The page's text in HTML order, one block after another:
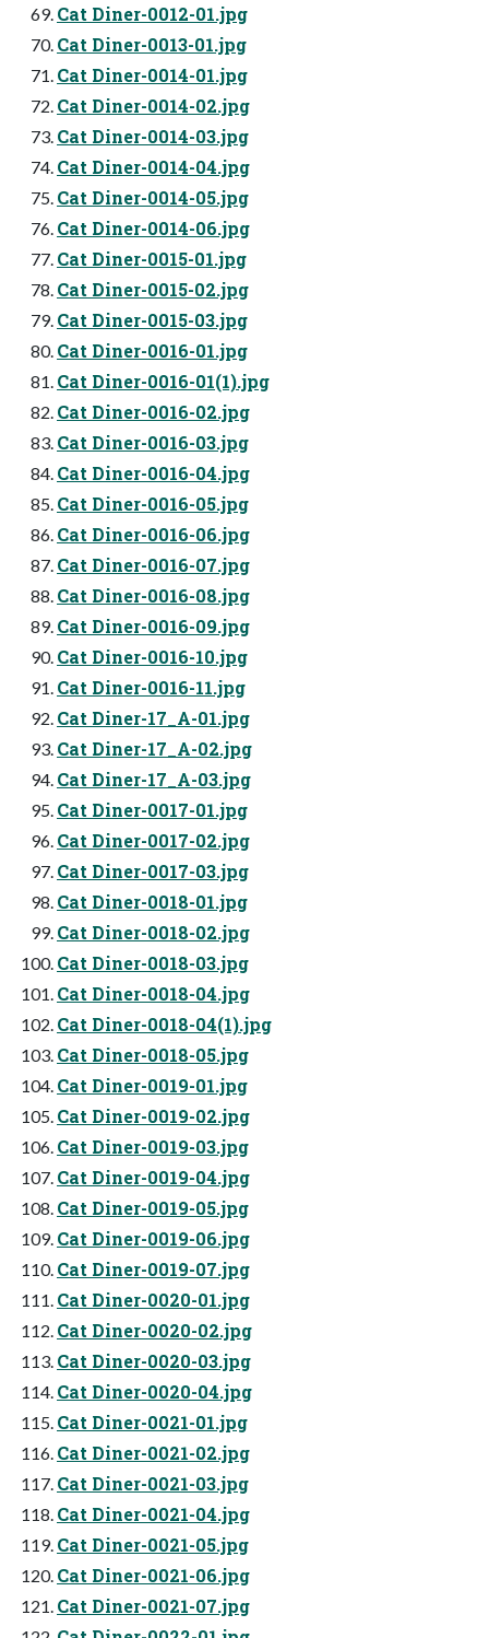
Cat Diner-0012-01.jpg
Cat Diner-0013-01.jpg
Cat Diner-0014-01.jpg
Cat Diner-0014-02.jpg
Cat Diner-0014-03.jpg
Cat Diner-0014-04.jpg
Cat Diner-0014-05.jpg
Cat Diner-0014-06.jpg
Cat Diner-0015-01.jpg
Cat Diner-0015-02.jpg
Cat Diner-0015-03.jpg
Cat Diner-0016-01.jpg
Cat Diner-0016-01(1).jpg
Cat Diner-0016-02.jpg
Cat Diner-0016-03.jpg
Cat Diner-0016-04.jpg
Cat Diner-0016-05.jpg
Cat Diner-0016-06.jpg
Cat Diner-0016-07.jpg
Cat Diner-0016-08.jpg
Cat Diner-0016-09.jpg
Cat Diner-0016-10.jpg
Cat Diner-0016-11.jpg
Cat Diner-17_A-01.jpg
Cat Diner-17_A-02.jpg
Cat Diner-17_A-03.jpg
Cat Diner-0017-01.jpg
Cat Diner-0017-02.jpg
Cat Diner-0017-03.jpg
Cat Diner-0018-01.jpg
Cat Diner-0018-02.jpg
Cat Diner-0018-03.jpg
Cat Diner-0018-04.jpg
Cat Diner-0018-04(1).jpg
Cat Diner-0018-05.jpg
Cat Diner-0019-01.jpg
Cat Diner-0019-02.jpg
Cat Diner-0019-03.jpg
Cat Diner-0019-04.jpg
Cat Diner-0019-05.jpg
Cat Diner-0019-06.jpg
Cat Diner-0019-07.jpg
Cat Diner-0020-01.jpg
Cat Diner-0020-02.jpg
Cat Diner-0020-03.jpg
Cat Diner-0020-04.jpg
Cat Diner-0021-01.jpg
Cat Diner-0021-02.jpg
Cat Diner-0021-03.jpg
Cat Diner-0021-04.jpg
Cat Diner-0021-05.jpg
Cat Diner-0021-06.jpg
Cat Diner-0021-07.jpg